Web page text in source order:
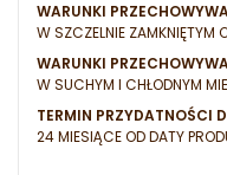
WARUNKI
W SZCZELNIE ZAMKNIĘTYM
WARUNKI
W SUCHYM I CHŁODNYM
TERMIN PRZYDATNOŚCI
24 MIESIĄCE OD DATY